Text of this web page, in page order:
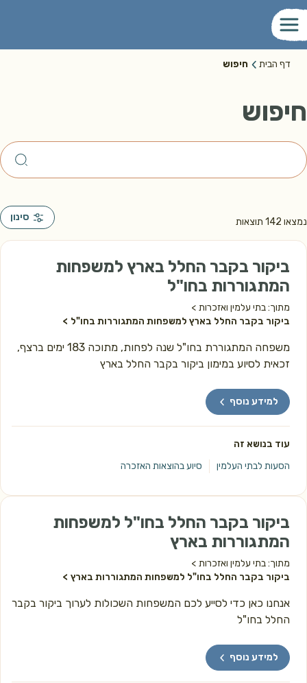
דף הבית חיפוש
חיפוש
נמצאו 142 תוצאות סינון
ביקור בקבר החלל בארץ למשפחות
המתגוררות בחו"ל
מתוך: בתי עלמין ואזכרות
ביקור בקבר החלל בארץ למשפחות המתגוררות בחו"ל
משפחה המתגוררת בחו"ל שנה לפחות, מתוכה 183 ימים ברצף,
זכאית לסיוע במימון ביקור בקבר החלל בארץ
למידע נוסף
עוד בנושא זה
הסעות לבתי העלמין
סיוע בהוצאות האזכרה
ביקור בקבר החלל בחו"ל למשפחות
המתגוררות בארץ
מתוך: בתי עלמין ואזכרות
ביקור בקבר החלל בחו"ל למשפחות המתגוררות בארץ
אנחנו כאן כדי לסייע לכם המשפחות השכולות לערוך ביקור בקבר
החלל בחו"ל
למידע נוסף